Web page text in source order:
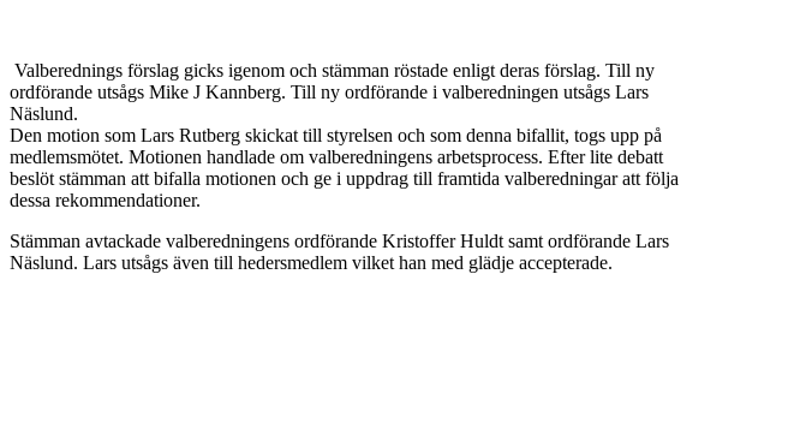
Valberednings förslag gicks igenom och stämman röstade enligt deras förslag. Till ny
ordförande utsågs Mike J Kannberg. Till ny ordförande i valberedningen utsågs Lars
Näslund.
Den motion som Lars Rutberg skickat till styrelsen och som denna bifallit, togs upp på
medlemsmötet. Motionen handlade om valberedningens arbetsprocess. Efter lite debatt
beslöt stämman att bifalla motionen och ge i uppdrag till framtida valberedningar att följa
dessa rekommendationer.
Stämman avtackade valberedningens ordförande Kristoffer Huldt samt ordförande Lars
Näslund. Lars utsågs även till hedersmedlem vilket han med glädje accepterade.